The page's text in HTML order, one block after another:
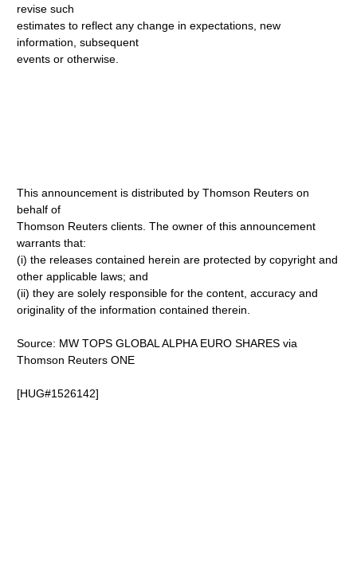
revise such
estimates to reflect any change in expectations, new
information, subsequent
events or otherwise.
This announcement is distributed by Thomson Reuters on
behalf of
Thomson Reuters clients. The owner of this announcement
warrants that:
(i) the releases contained herein are protected by copyright and
other applicable laws; and
(ii) they are solely responsible for the content, accuracy and
originality of the information contained therein.
Source: MW TOPS GLOBAL ALPHA EURO SHARES via
Thomson Reuters ONE
[HUG#1526142]